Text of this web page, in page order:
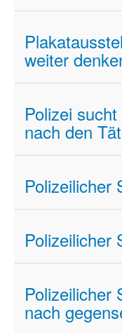
weiter
Polizei
nach den
Polizeilicher
Polizeilicher
Polizeilicher
nach